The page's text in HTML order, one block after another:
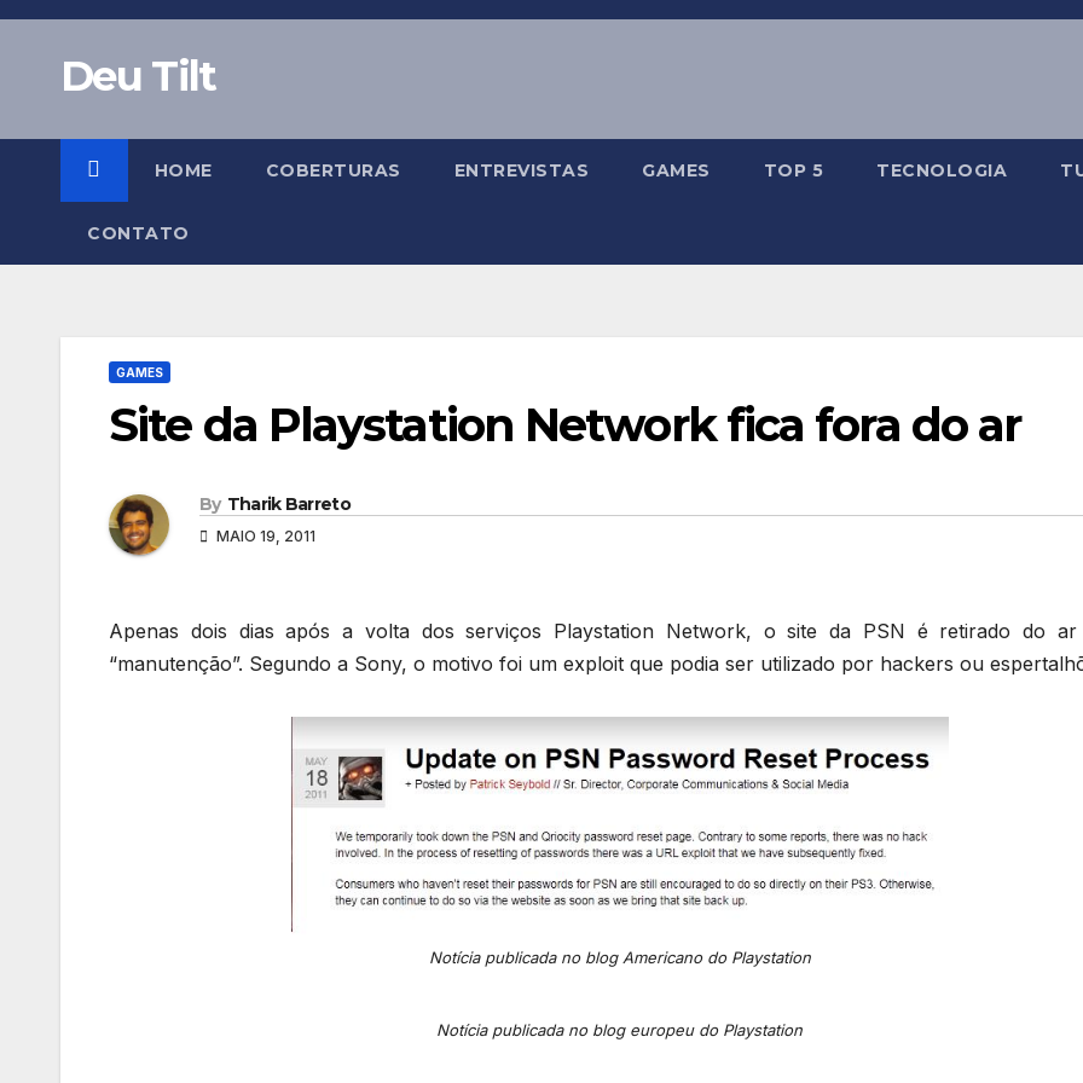
Skip
contentDeu Tilt
HOME COBERTURAS ENTREVISTAS GAMES TOP 5 TECNOLOGIA
CONTATO
GAMES
Site da Playstation Network fica fora do ar
By Tharik Barreto
MAIO 19, 2011
Apenas dois dias após a volta dos serviços Playstation Network, o site da PSN é retirado do
“manutenção”. Segundo a Sony, o motivo foi um exploit que podia ser utilizado por hackers ou
Notícia publicada no blog Americano do Playstation
Notícia publicada no blog europeu do Playstation